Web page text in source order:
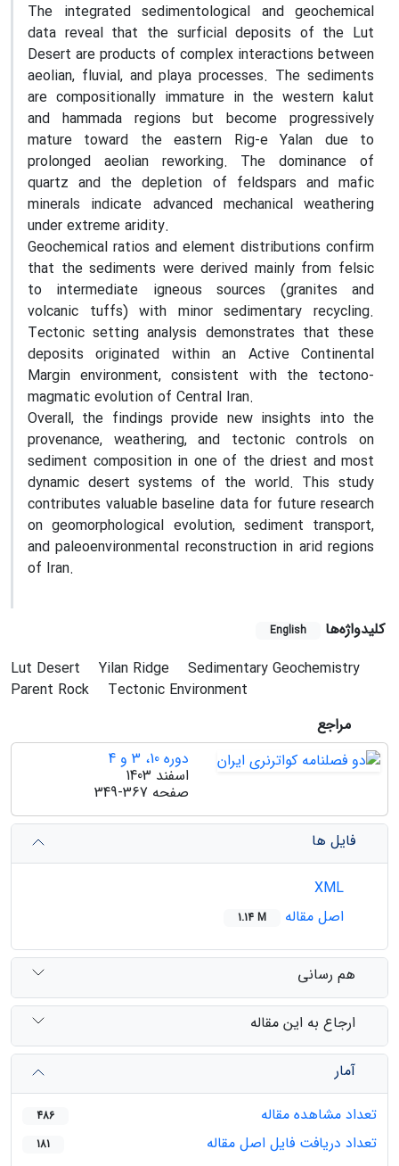
The integrated sedimentological and geochemical
data reveal that the surficial deposits of the Lut
Desert are products of complex interactions between
aeolian, fluvial, and playa processes. The sediments
are compositionally immature in the western kalut
and hammada regions but become progressively
mature toward the eastern Rig-e Yalan due to
prolonged aeolian reworking. The dominance of
quartz and the depletion of feldspars and mafic
minerals indicate advanced mechanical weathering
under extreme aridity.
Geochemical ratios and element distributions confirm
that the sediments were derived mainly from felsic
to intermediate igneous sources (granites and
volcanic tuffs) with minor sedimentary recycling.
Tectonic setting analysis demonstrates that these
deposits originated within an Active Continental
Margin environment, consistent with the tectono-
magmatic evolution of Central Iran.
Overall, the findings provide new insights into the
provenance, weathering, and tectonic controls on
sediment composition in one of the driest and most
dynamic desert systems of the world. This study
contributes valuable baseline data for future research
on geomorphological evolution, sediment transport,
and paleoenvironmental reconstruction in arid regions
of Iran.
کلیدواژه‌ها English
Lut Desert Yilan Ridge
Sedimentary Geochemistry
Parent Rock
Tectonic Environment
مراجع
دوره 10، 3 و 4
اسفند 1403
صفحه 349-367
فایل ها
اصل مقاله
1.14 M
هم رسانی
ارجاع به این مقاله
آمار
تعداد مشاهده مقاله
486
تعداد دریافت فایل اصل مقاله 181